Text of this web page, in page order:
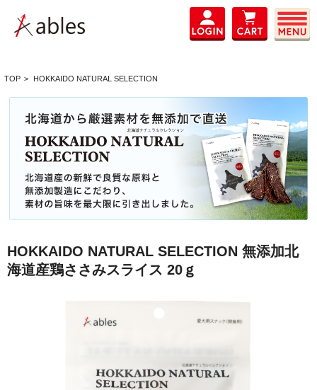
TOP > HOKKAIDO NATURAL SELECTION
HOKKAIDO NATURAL SELECTION 無添加北
海道産鶏ささみスライス 20ｇ